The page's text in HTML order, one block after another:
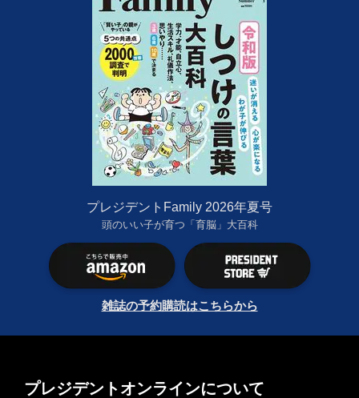
プレジデントFamily 2026年夏号
頭のいい子が育つ「育脳」大百科
雑誌の予約購読はこちらから
プレジデントオンラインについて